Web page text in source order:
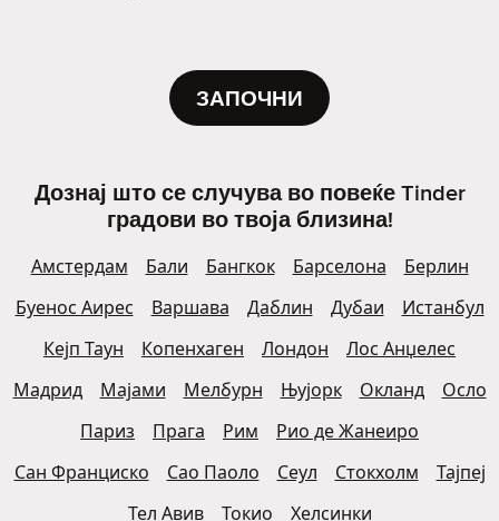
ЗАПОЧНИ
Дознај што се случува во повеќе Tinder
градови во твоја близина!
Амстердам Бали Бангкок Барселона
Берлин
Буенос Аирес
Варшава Даблин Дубаи
Истанбул
Кејп Таун
Копенхаген Лондон
Лос Анџелес
Мадрид
Мајами Мелбурн Њујорк Окланд
Осло
Париз
Прага Рим
Рио де Жанеиро
Сан Франциско
Сао Паоло Сеул Стокхолм
Тајпеј
Тел Авив
Токио Хелсинки